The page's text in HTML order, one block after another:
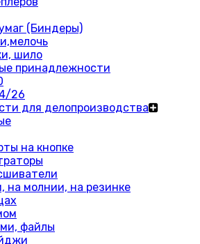
(Биндеры)
шило
принадлежности
26
для делопроизводства
на кнопке
на молнии, на резинке
файлы